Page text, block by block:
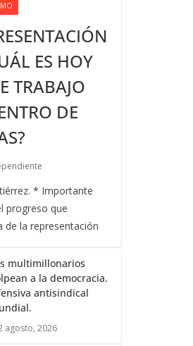
ES HOY
TRABAJO
DE
* Importante
progreso que
de la representación
multimillonarios
a la democracia.
antisindical
agosto, 2026